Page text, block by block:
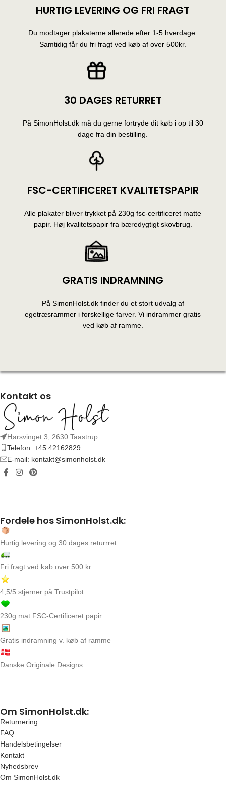
HURTIG LEVERING OG FRI FRAGT
Du modtager plakaterne allerede efter 1-5 hverdage.
Samtidig får du fri fragt ved køb af over 500kr.
30 DAGES RETURRET
På SimonHolst.dk må du gerne fortryde dit køb i op til 30
dage fra din bestilling.
FSC-CERTIFICERET KVALITETSPAPIR
Alle plakater bliver trykket på 230g fsc-certificeret matte
papir. Høj kvalitetspapir fra bæredygtigt skovbrug.
GRATIS INDRAMNING
På SimonHolst.dk finder du et stort udvalg af
egetræsrammer i forskellige farver. Vi indrammer gratis
ved køb af ramme.
Kontakt os
Hørsvinget 3, 2630 Taastrup
Telefon: +45 42162829
E-mail: kontakt@simonholst.dk
Fordele hos SimonHolst.dk:
Hurtig levering og 30 dages returrret
Fri fragt ved køb over 500 kr.
4,5/5 stjerner på Trustpilot
230g mat FSC-Certificeret papir
Gratis indramning v. køb af ramme
Danske Originale Designs
Om SimonHolst.dk:
Returnering
FAQ
Handelsbetingelser
Kontakt
Nyhedsbrev
Om SimonHolst.dk